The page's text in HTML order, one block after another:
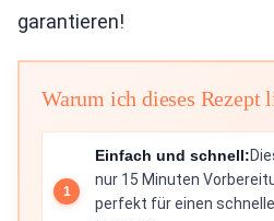
garantieren!
Warum ich dieses Rezept
Einfach und schnell:
nur 15 Minuten
perfekt für einen